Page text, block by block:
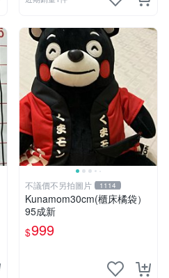
不議價不另拍圖片 1114
Kunamom30cm(櫃床橘袋）
95成新
$999